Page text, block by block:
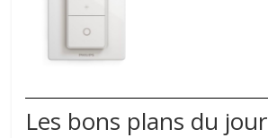
Les bons plans du jour